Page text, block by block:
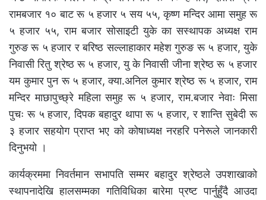
रामबजार १० बाट रू ५ हजार ५ सय ५५, कृष्ण मन्दिर आमा समुह रू
५ हजार ५५, राम बजार सोसाइटी युके का सस्थापक अध्यक्ष राम
गुरुङ रू ५ हजार र बरिष्ठ सल्लाहाकार महेश गुरुङ रू ५ हजार, युके
निवासी रितु श्रेष्ठ रू ५ हजार, यु के निवासी जीना श्रेष्ठ रू ५ हजार
यम कुमार पुन रू ५ हजार, क्या.अनिल कुमार श्रेष्ठ रू ५ हजार, राम
मन्दिर माछापुच्छ्रे महिला समुह रू ५ हजार, राम.बजार नेवाः मिसा
पुचः रू ५ हजार, दिपक बहादुर थापा रू ५ हजार, र शान्ति सुबेदी रू
३ हजार सहयोग प्राप्त भए को कोषाध्यक्ष नरहरि पनेरूले जानकारी
दिनुभयो ।
कार्यक्रममा निवर्तमान सभापति सम्मर बहादुर श्रेष्ठले उपशाखाको
स्थापनादेखि हालसम्मका गतिविधिका बारेमा प्रष्ट पार्नुहुँदै आउदा